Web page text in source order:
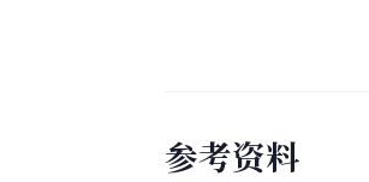
参考资料